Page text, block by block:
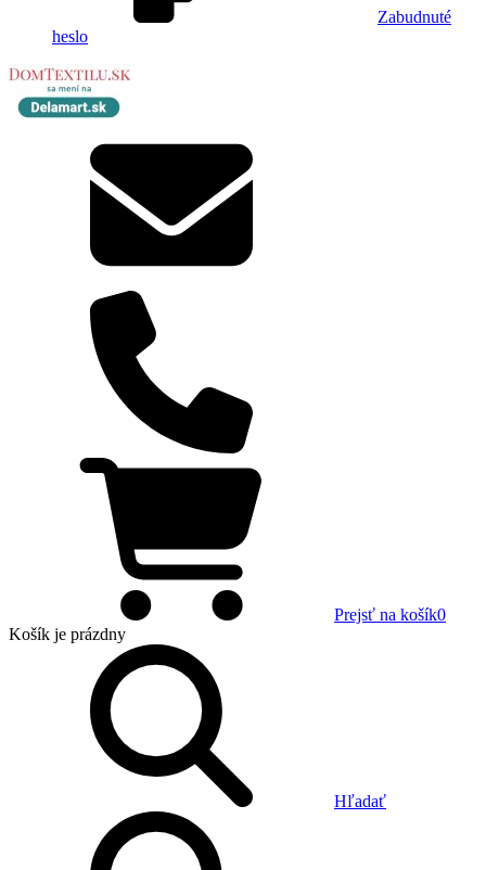
Zabudnuté
heslo
Prejsť na košík0
Košík je prázdny
Hľadať